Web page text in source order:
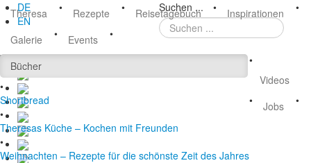
DE
EN
Suchen ...
Theresa • Rezepte • Reisetagebuch • Inspirationen •
Galerie • Events •
Bücher
•
Shortbread
•
Theresas Küche – Kochen mit Freunden
•
Weihnachten – Rezepte für die schönste Zeit des Jahres
•
Videos
•
Jobs •